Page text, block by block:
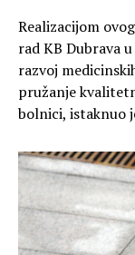
Realizacijom
rad KB Dubrava
razvoj
pružanje
bolnici, istaknuo